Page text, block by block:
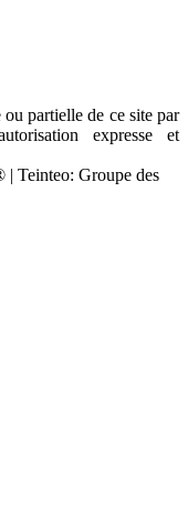
partielle de ce site par
expresse et
Teinteo: Groupe des